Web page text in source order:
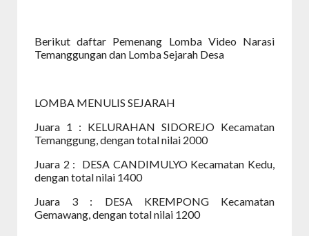
Berikut daftar Pemenang Lomba Video Narasi
Temanggungan dan Lomba Sejarah Desa
LOMBA MENULIS SEJARAH
Juara 1 : KELURAHAN SIDOREJO Kecamatan
Temanggung, dengan total nilai 2000
Juara 2 :
DESA CANDIMULYO Kecamatan Kedu,
dengan total nilai 1400
Juara 3 : DESA KREMPONG Kecamatan
Gemawang, dengan total nilai 1200